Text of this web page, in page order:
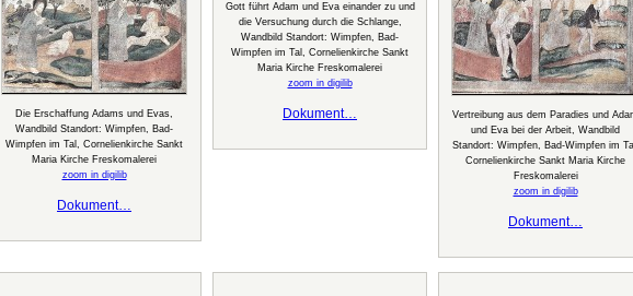
Die Erschaffung Adams und Evas,
Wandbild Standort: Wimpfen, Bad-
Wimpfen im Tal, Cornelienkirche Sankt
Maria Kirche Freskomalerei
zoom in digilib
Dokument…
Gott führt Adam und Eva einander zu und
die Versuchung durch die Schlange,
Wandbild Standort: Wimpfen, Bad-
Wimpfen im Tal, Cornelienkirche Sankt
Maria Kirche Freskomalerei
zoom in digilib
Dokument…
Vertreibung aus dem Paradies und
und Eva bei der Arbeit, Wandbild
Standort: Wimpfen, Bad-Wimpfen im
Cornelienkirche Sankt Maria Kirche
Freskomalerei
zoom in digilib
Dokument…